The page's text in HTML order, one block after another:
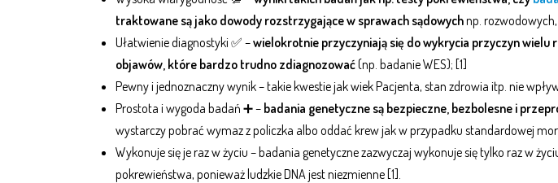
traktowane są jako dowody rozstrzygające w sprawach sądowychnp.
Ułatwienie diagnostyki ✅ –wielokrotnie przyczyniają się do wykrycia przyczyn wielu
objawów, które bardzo trudno zdiagnozować(np. badanie WES); [1]
Pewny i jednoznaczny wynik – takie kwestie jak wiek Pacjenta, stan zdrowia itp. nie
Prostota i wygoda badań ➕ – badania genetyczne są bezpieczne, bezbolesne i
wystarczy pobrać wymaz z policzka albo oddać krew jak w przypadku standardowej
Wykonuje się je raz w życiu – badania genetyczne zazwyczaj wykonuje się tylko raz w
pokrewieństwa, ponieważ ludzkie DNA jest niezmienne [1].